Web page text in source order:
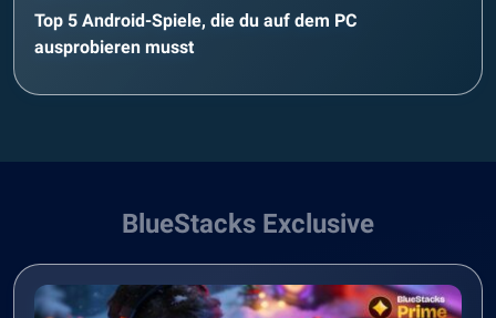
Top 5 Android-Spiele, die du auf dem PC
ausprobieren musst
BlueStacks Exclusive